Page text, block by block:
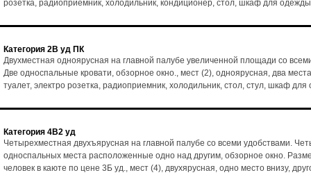
розетка, радиоприемник, холодильник, кондиционер, стол, шкаф для одежды
Категория 2В уд ПК
Двухместная одноярусная на главной палубе увеличенной площади со
Две односпальные кровати, обзорное окно., мест (2), одноярусная, два
туалет, электро розетка, радиоприемник, холодильник, стол, стул, шкаф
Категория 4В2 уд
Четырехместная двухъярусная на главной палубе со всеми удобствами.
односпальных места расположенные одно над другим, обзорное окно.
человек в каюте по цене 3Б уд., мест (4), двухярусная, одно место внизу,